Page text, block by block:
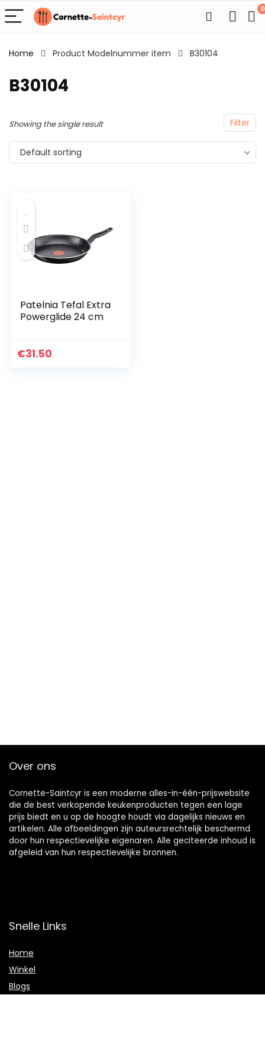
0
Home Product Modelnummer item B30104
B30104
Filter
Showing the single result
Default sorting
Patelnia Tefal Extra
Powerglide 24 cm
€31.50
Over ons
Cornette-Saintcyr is een moderne alles-in-één-prijswebsite
die de best verkopende keukenproducten tegen een lage
prijs biedt en u op de hoogte houdt via dagelijks nieuws en
artikelen. Alle afbeeldingen zijn auteursrechtelijk beschermd
door hun respectievelijke eigenaren. Alle geciteerde inhoud is
afgeleid van hun respectievelijke bronnen.
Snelle Links
Home
Winkel
Blogs